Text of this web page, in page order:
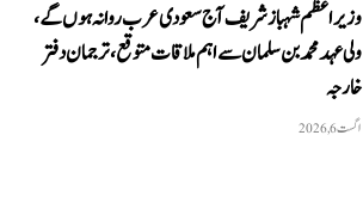
وزیراعظم شہباز شریف آج سعودی عرب روانہ ہوں گے،
ولی عہد محمد بن سلمان سے اہم ملاقات متوقع، ترجمان دفتر
خارجہ
اگست 6, 2026